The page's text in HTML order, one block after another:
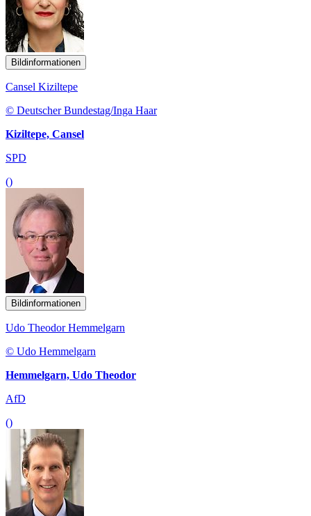
Bildinformationen
Cansel Kiziltepe
© Deutscher Bundestag/Inga Haar
Kiziltepe, Cansel
SPD
()
Bildinformationen
Udo Theodor Hemmelgarn
© Udo Hemmelgarn
Hemmelgarn, Udo Theodor
AfD
()